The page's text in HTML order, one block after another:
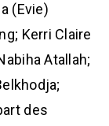
(Evie)
Kerri Claire
Atallah;
des